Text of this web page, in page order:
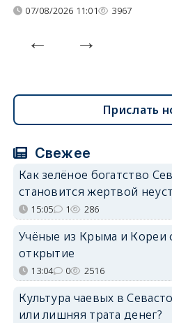
07/08/2026 11:01 3967
Прислать
Свежее
Как зелёное богатство
становится жертвой
15:05 1 286
Учёные из Крыма и Кореи
открытие
13:04 0 2516
Культура чаевых в
или лишняя трата денег?